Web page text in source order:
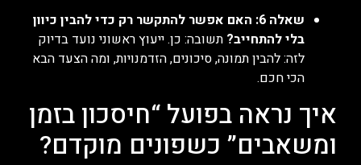
שאלה 6: האם אפשר להתקשר רק כדי להבין כיוון
בלי להתחייב? תשובה: כן. ייעוץ ראשוני נועד בדיוק
לזה: להבין תמונה, סיכונים, הזדמנויות, ומה הצעד הבא
הכי חכם.
איך נראה בפועל “חיסכון בזמן
ומשאבים” כשפונים מוקדם?